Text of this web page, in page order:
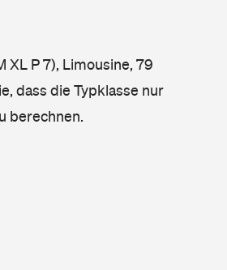
XL P 7), Limousine, 79
dass die Typklasse nur
berechnen.